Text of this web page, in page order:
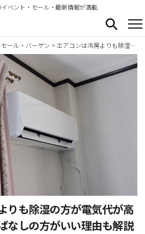
ベント・セール・最新情報が満載
セール・バーゲン >エアコンは冷房よりも除湿の方が電気代が高くなる？つけっぱなしの方がいい理由も解説
りも除湿の方が電気代が高
なしの方がいい理由も解説